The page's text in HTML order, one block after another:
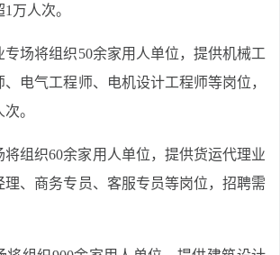
万人次。
专场将组织50余家用人单位， 提供机械工
、电气工程师、电机设计工程师等岗位，
次。
将组织60余家用人单位，提供货运代理业
、 商务专员、客服专员等岗位，招聘需